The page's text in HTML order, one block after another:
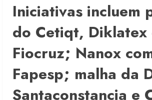
Iniciativas incluem
do Cetiqt, Diklatex
Fiocruz; Nanox
Fapesp; malha da
Santaconstancia e